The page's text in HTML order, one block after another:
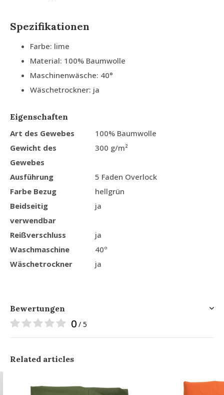
Spezifikationen
Farbe: lime
Material: 100% Baumwolle
Maschinenwäsche: 40°
Wäschetrockner: ja
Eigenschaften
Art des Gewebes
100% Baumwolle
Gewicht des
Gewebes
300 g/m²
Ausführung
5 Faden Overlock
Farbe Bezug
hellgrün
Beidseitig
verwendbar
ja
Reißverschluss
ja
Waschmaschine
40º
Wäschetrockner
ja
Bewertungen
0 / 5
Related articles